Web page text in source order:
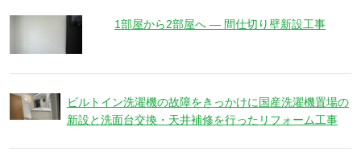
1部屋から2部屋へ ― 間仕切り壁新設工事
ビルトイン洗濯機の故障をきっかけに国産洗濯機置場の
新設と洗面台交換・天井補修を行ったリフォーム工事